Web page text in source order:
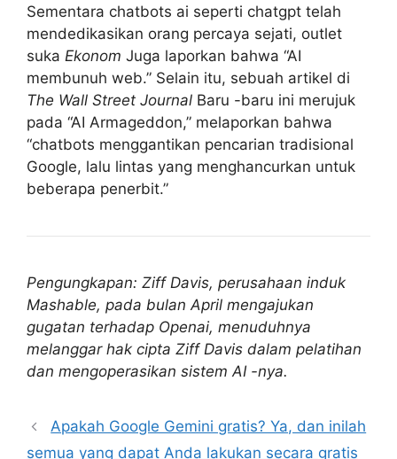
Sementara chatbots ai seperti chatgpt telah
mendedikasikan orang percaya sejati, outlet
suka Ekonom Juga laporkan bahwa “AI
membunuh web.” Selain itu, sebuah artikel di
The Wall Street Journal Baru -baru ini merujuk
pada “AI Armageddon,” melaporkan bahwa
“chatbots menggantikan pencarian tradisional
Google, lalu lintas yang menghancurkan untuk
beberapa penerbit.”
Pengungkapan: Ziff Davis, perusahaan induk
Mashable, pada bulan April mengajukan
gugatan terhadap Openai, menuduhnya
melanggar hak cipta Ziff Davis dalam pelatihan
dan mengoperasikan sistem AI -nya.
Apakah Google Gemini gratis? Ya, dan inilah
semua yang dapat Anda lakukan secara gratis